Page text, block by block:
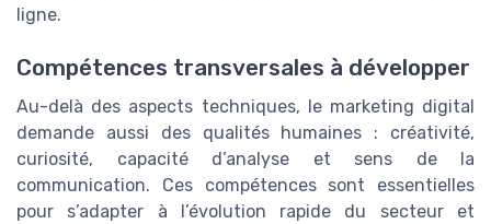
ligne.
Compétences transversales à développer
Au-delà des aspects techniques, le marketing digital
demande aussi des qualités humaines : créativité,
curiosité, capacité d’analyse et sens de la
communication. Ces compétences sont essentielles
pour s’adapter à l’évolution rapide du secteur et